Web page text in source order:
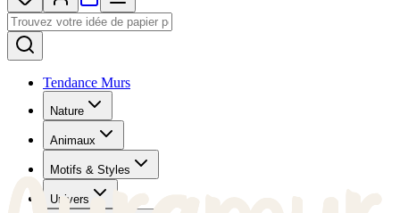
Tendance Murs
Nature
Animaux
Motifs & Styles
Univers